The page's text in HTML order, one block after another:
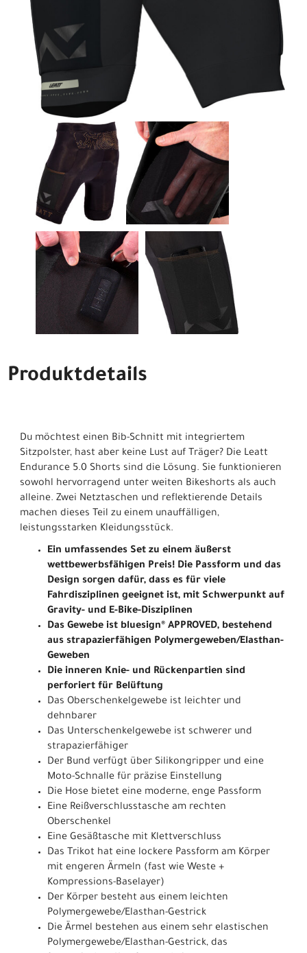
Produktdetails
Du möchtest einen Bib-Schnitt mit integriertem
Sitzpolster, hast aber keine Lust auf Träger? Die Leatt
Endurance 5.0 Shorts sind die Lösung. Sie funktionieren
sowohl hervorragend unter weiten Bikeshorts als auch
alleine. Zwei Netztaschen und reflektierende Details
machen dieses Teil zu einem unauffälligen,
leistungsstarken Kleidungsstück.
Ein umfassendes Set zu einem äußerst
wettbewerbsfähigen Preis! Die Passform und das
Design sorgen dafür, dass es für viele
Fahrdisziplinen geeignet ist, mit Schwerpunkt auf
Gravity- und E-Bike-Disziplinen
Das Gewebe ist bluesign® APPROVED, bestehend
aus strapazierfähigen Polymergeweben/Elasthan-
Geweben
Die inneren Knie- und Rückenpartien sind
perforiert für Belüftung
Das Oberschenkelgewebe ist leichter und
dehnbarer
Das Unterschenkelgewebe ist schwerer und
strapazierfähiger
Der Bund verfügt über Silikongripper und eine
Moto-Schnalle für präzise Einstellung
Die Hose bietet eine moderne, enge Passform
Eine Reißverschlusstasche am rechten
Oberschenkel
Eine Gesäßtasche mit Klettverschluss
Das Trikot hat eine lockere Passform am Körper
mit engeren Ärmeln (fast wie Weste +
Kompressions-Baselayer)
Der Körper besteht aus einem leichten
Polymergewebe/Elasthan-Gestrick
Die Ärmel bestehen aus einem sehr elastischen
Polymergewebe/Elasthan-Gestrick, das